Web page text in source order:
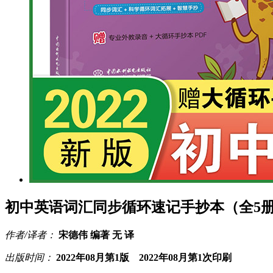
初中英语词汇同步循环速记手抄本（全5
作者/译者： 宋德伟 编著 无 译
出版时间： 2022年08月第1版 2022年08月第1次印刷